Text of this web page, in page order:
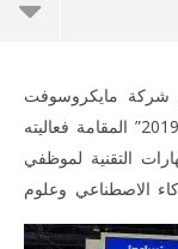
شركة مايكروسوفت
وذلك على هامش معرض “بت الشرق الأوسط 2019” المقامة فعاليته
التقنية لموظفي
الاصطناعي وعلوم